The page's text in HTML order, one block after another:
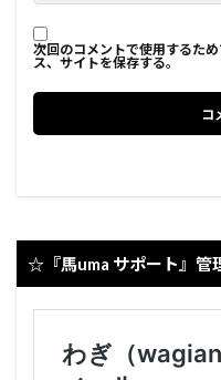
次回のコメントで使用するた
ス、サイトを保存する。
☆『馬uma サポート』管